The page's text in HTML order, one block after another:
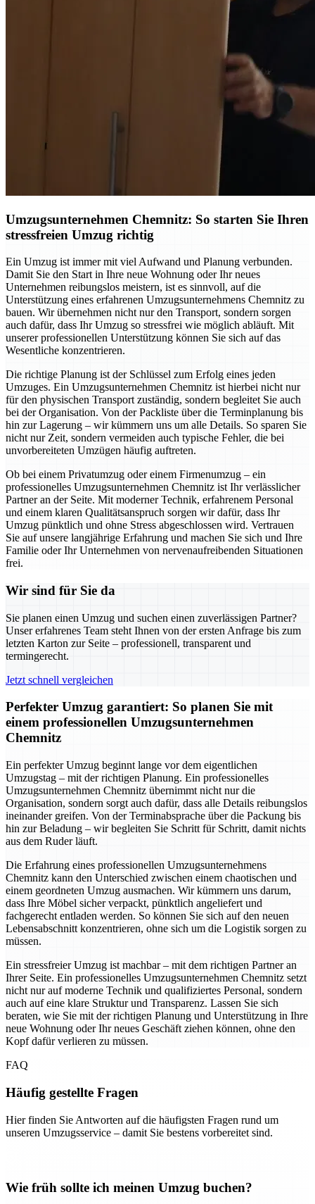
Umzugsunternehmen Chemnitz: So starten Sie Ihren
stressfreien Umzug richtig
Ein Umzug ist immer mit viel Aufwand und Planung verbunden.
Damit Sie den Start in Ihre neue Wohnung oder Ihr neues
Unternehmen reibungslos meistern, ist es sinnvoll, auf die
Unterstützung eines erfahrenen Umzugsunternehmens Chemnitz zu
bauen. Wir übernehmen nicht nur den Transport, sondern sorgen
auch dafür, dass Ihr Umzug so stressfrei wie möglich abläuft. Mit
unserer professionellen Unterstützung können Sie sich auf das
Wesentliche konzentrieren.
Die richtige Planung ist der Schlüssel zum Erfolg eines jeden
Umzuges. Ein Umzugsunternehmen Chemnitz ist hierbei nicht nur
für den physischen Transport zuständig, sondern begleitet Sie auch
bei der Organisation. Von der Packliste über die Terminplanung bis
hin zur Lagerung – wir kümmern uns um alle Details. So sparen Sie
nicht nur Zeit, sondern vermeiden auch typische Fehler, die bei
unvorbereiteten Umzügen häufig auftreten.
Ob bei einem Privatumzug oder einem Firmenumzug – ein
professionelles Umzugsunternehmen Chemnitz ist Ihr verlässlicher
Partner an der Seite. Mit moderner Technik, erfahrenem Personal
und einem klaren Qualitätsanspruch sorgen wir dafür, dass Ihr
Umzug pünktlich und ohne Stress abgeschlossen wird. Vertrauen
Sie auf unsere langjährige Erfahrung und machen Sie sich und Ihre
Familie oder Ihr Unternehmen von nervenaufreibenden Situationen
frei.
Wir sind für Sie da
Sie planen einen Umzug und suchen einen zuverlässigen Partner?
Unser erfahrenes Team steht Ihnen von der ersten Anfrage bis zum
letzten Karton zur Seite – professionell, transparent und
termingerecht.
Jetzt schnell vergleichen
Perfekter Umzug garantiert: So planen Sie mit
einem professionellen Umzugsunternehmen
Chemnitz
Ein perfekter Umzug beginnt lange vor dem eigentlichen
Umzugstag – mit der richtigen Planung. Ein professionelles
Umzugsunternehmen Chemnitz übernimmt nicht nur die
Organisation, sondern sorgt auch dafür, dass alle Details reibungslos
ineinander greifen. Von der Terminabsprache über die Packung bis
hin zur Beladung – wir begleiten Sie Schritt für Schritt, damit nichts
aus dem Ruder läuft.
Die Erfahrung eines professionellen Umzugsunternehmens
Chemnitz kann den Unterschied zwischen einem chaotischen und
einem geordneten Umzug ausmachen. Wir kümmern uns darum,
dass Ihre Möbel sicher verpackt, pünktlich angeliefert und
fachgerecht entladen werden. So können Sie sich auf den neuen
Lebensabschnitt konzentrieren, ohne sich um die Logistik sorgen zu
müssen.
Ein stressfreier Umzug ist machbar – mit dem richtigen Partner an
Ihrer Seite. Ein professionelles Umzugsunternehmen Chemnitz setzt
nicht nur auf moderne Technik und qualifiziertes Personal, sondern
auch auf eine klare Struktur und Transparenz. Lassen Sie sich
beraten, wie Sie mit der richtigen Planung und Unterstützung in Ihre
neue Wohnung oder Ihr neues Geschäft ziehen können, ohne den
Kopf dafür verlieren zu müssen.
FAQ
Häufig gestellte Fragen
Hier finden Sie Antworten auf die häufigsten Fragen rund um
unseren Umzugsservice – damit Sie bestens vorbereitet sind.
Wie früh sollte ich meinen Umzug buchen?